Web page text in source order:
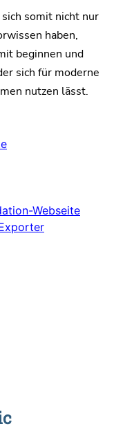
somit nicht nur
haben,
beginnen und
sich für moderne
nutzen lässt.
Webseite